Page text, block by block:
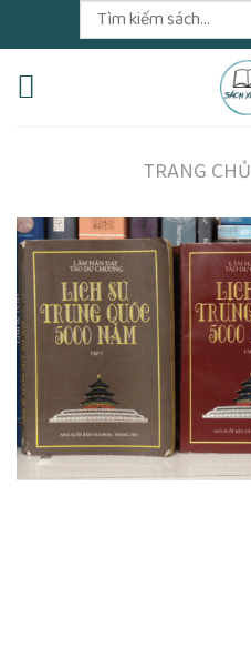
to
content
TRANG CHỦ